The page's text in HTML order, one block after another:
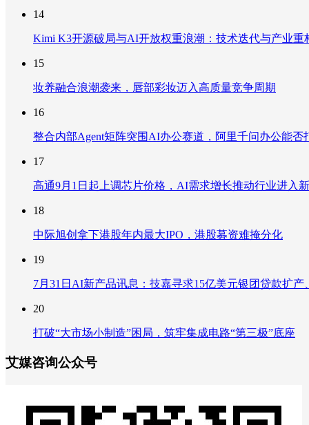
14
Kimi K3开源破局与AI开放权重浪潮：技术迭代与产业重
15
妆养融合浪潮袭来，唇部彩妆迈入高质量竞争周期
16
整合内部Agent矩阵突围AI办公赛道，阿里千问办公能否
17
高通9月1日起上调芯片价格，AI需求增长推动行业进入
18
中际旭创拿下港股年内最大IPO，港股募资难掩分化
19
7月31日AI新产品讯息：技嘉寻求15亿美元银团贷款扩
20
打破“大市场小制造”困局，筑牢集成电路“第三极”底座
艾媒咨询公众号